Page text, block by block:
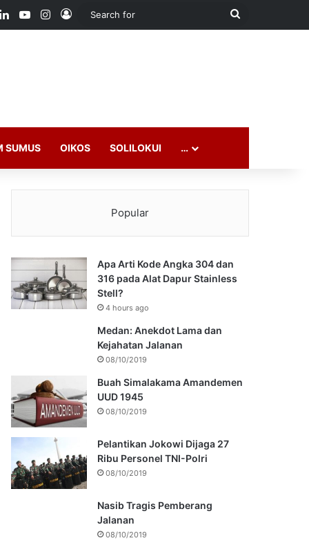
LinkedInYouTubeInstagram
Log In
Search
SUMUS OIKOS SOLILOKUI …
Popular
Apa Arti Kode Angka 304 dan
316 pada Alat Dapur Stainless
Stell?
4 hours ago
Medan: Anekdot Lama dan
Kejahatan Jalanan
08/10/2019
Buah Simalakama Amandemen
UUD 1945
08/10/2019
Pelantikan Jokowi Dijaga 27
Ribu Personel TNI-Polri
08/10/2019
Nasib Tragis Pemberang
Jalanan
08/10/2019